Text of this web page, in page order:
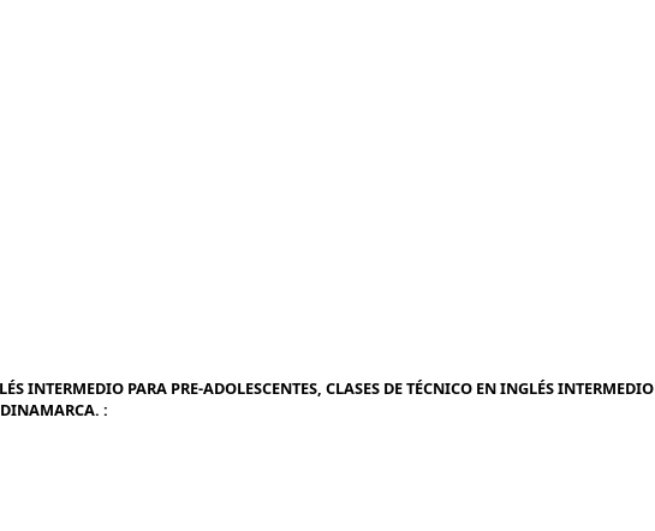
INTERMEDIO PARA PRE-ADOLESCENTES, CLASES DE TÉCNICO EN INGLÉS INTERMEDIO
: